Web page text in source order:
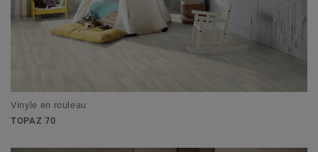
Vinyle en rouleau
TOPAZ 70